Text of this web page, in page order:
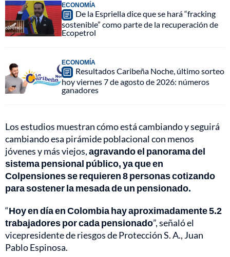
ECONOMÍA
De la Espriella dice que se hará “fracking
sostenible” como parte de la recuperación de
Ecopetrol
ECONOMÍA
Resultados Caribeña Noche, último sorteo
hoy viernes 7 de agosto de 2026: números
ganadores
Los estudios muestran cómo está cambiando y seguirá
cambiando esa pirámide poblacional con menos
jóvenes y más viejos,agravando el panorama del
sistema pensional público, ya que en
Colpensiones se requieren 8 personas cotizando
para sostener la mesada de un pensionado.
“Hoy en día en Colombia hay aproximadamente 5.2
trabajadores por cada pensionado”, señaló el
vicepresidente de riesgos de Protección S. A., Juan
Pablo Espinosa.